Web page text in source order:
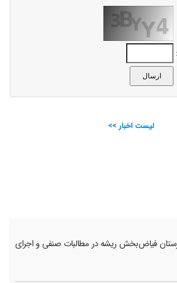
لیست اخبار >>
فیاض‌بخش ریشه در مطالبات صنفی و اجرای